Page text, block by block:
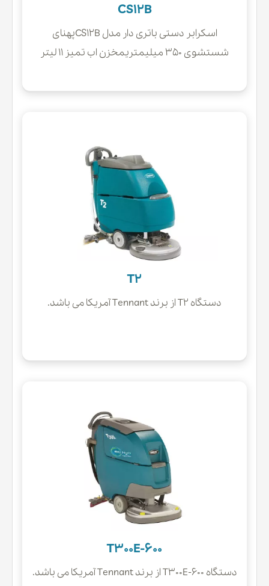
CS12B
اسکرابر دستی باتری دار مدل CS12Bپهنای
شستشوی 350 میلیمتریمخزن اب تمیز 11 لیتر
T2
دستگاه T2 از برند Tennant آمریکا می باشد.
T300E-600
دستگاه T300E-600 از برند Tennant آمریکا می باشد.